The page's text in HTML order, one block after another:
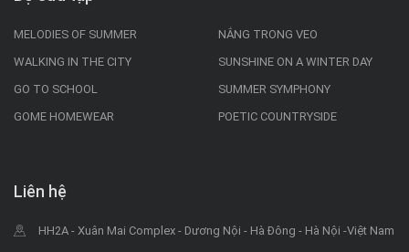
MELODIES OF SUMMER
WALKING IN THE CITY
GO TO SCHOOL
GOME HOMEWEAR
NẮNG TRONG VEO
SUNSHINE ON A WINTER DAY
SUMMER SYMPHONY
POETIC COUNTRYSIDE
Liên hệ
HH2A - Xuân Mai Complex - Dương Nội - Hà Đông - Hà Nội -Việt Nam